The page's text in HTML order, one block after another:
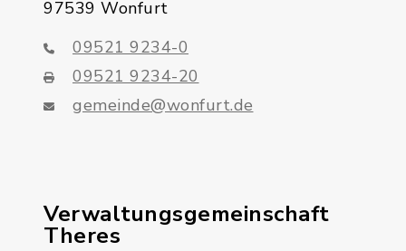
97539 Wonfurt
09521 9234-0
09521 9234-20
gemeinde@wonfurt.de
Verwaltungsgemeinschaft
Theres